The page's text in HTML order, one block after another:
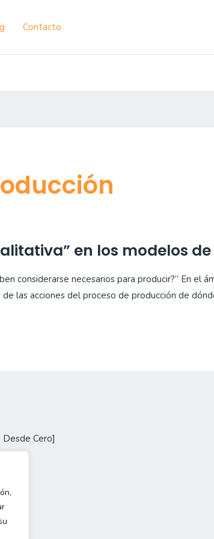
Contacto
en los modelos
considerarse necesarios para producir?” En
las acciones del proceso de producción de
Cero]